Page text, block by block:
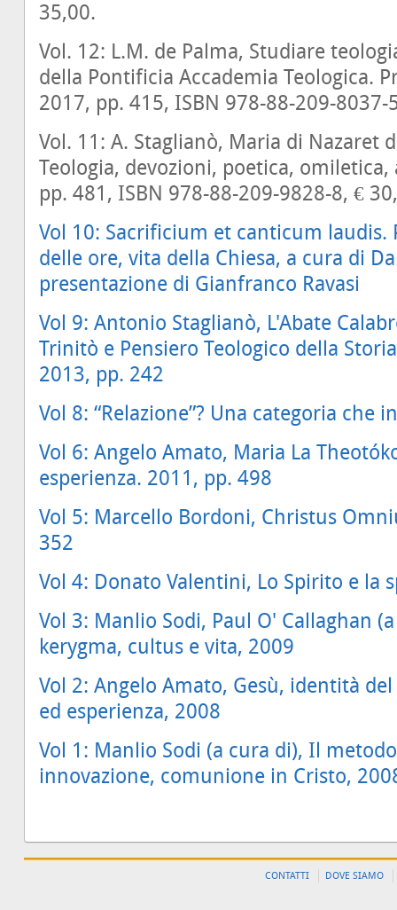
35,00.
Vol. 12: L.M. de Palma, Studiare
della Pontificia Accademia Teologica.
2017, pp. 415, ISBN 978-88-209-8037-
Vol. 11: A. Staglianò, Maria di Nazaret
Teologia, devozioni, poetica,
pp. 481, ISBN 978-88-209-9828-8, €
Vol 10: Sacrificium et canticum laudis.
delle ore, vita della Chiesa, a cura di
presentazione di Gianfranco Ravasi
Vol 9: Antonio Staglianò, L'Abate
Trinitò e Pensiero Teologico della
2013, pp. 242
Vol 8: “Relazione”? Una categoria che
Vol 6: Angelo Amato, Maria La
esperienza. 2011, pp. 498
Vol 5: Marcello Bordoni, Christus
352
Vol 4: Donato Valentini, Lo Spirito e la
Vol 3: Manlio Sodi, Paul O' Callaghan
kerygma, cultus e vita, 2009
Vol 2: Angelo Amato, Gesù, identità
ed esperienza, 2008
Vol 1: Manlio Sodi (a cura di), Il
innovazione, comunione in Cristo,
CONTATTI DOVE SIAMO